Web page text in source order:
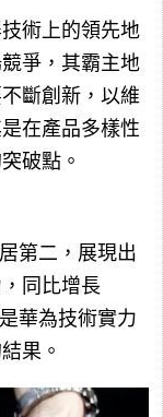
術上的領先地
爭，其霸主地
斷創新，以維
在產品多樣性
破點。
第二，展現出
同比增長
華為技術實力
果。